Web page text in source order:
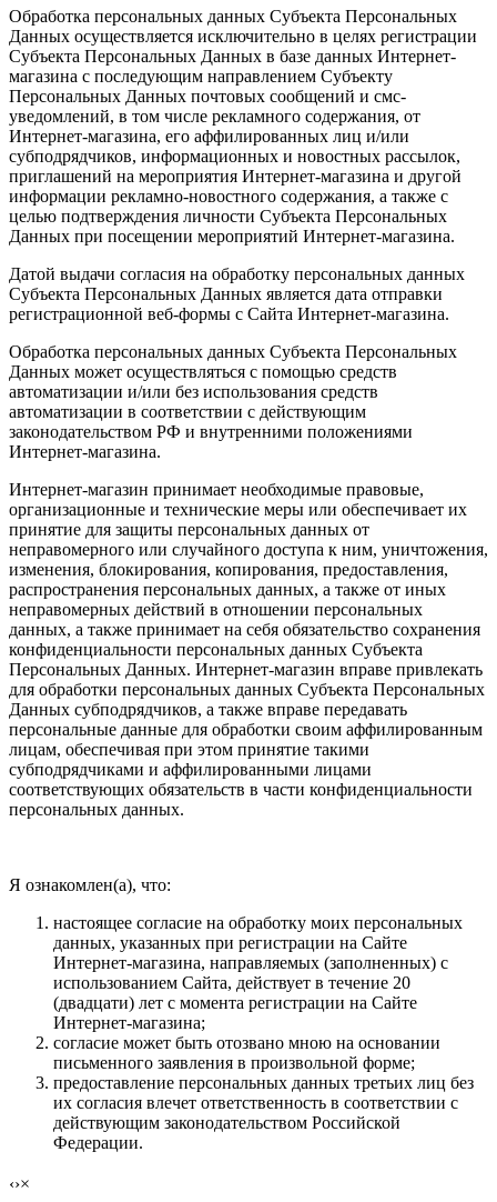
Обработка персональных данных Субъекта Персональных
Данных осуществляется исключительно в целях регистрации
Субъекта Персональных Данных в базе данных Интернет-
магазина с последующим направлением Субъекту
Персональных Данных почтовых сообщений и смс-
уведомлений, в том числе рекламного содержания, от
Интернет-магазина, его аффилированных лиц и/или
субподрядчиков, информационных и новостных рассылок,
приглашений на мероприятия Интернет-магазина и другой
информации рекламно-новостного содержания, а также с
целью подтверждения личности Субъекта Персональных
Данных при посещении мероприятий Интернет-магазина.
Датой выдачи согласия на обработку персональных данных
Субъекта Персональных Данных является дата отправки
регистрационной веб-формы с Сайта Интернет-магазина.
Обработка персональных данных Субъекта Персональных
Данных может осуществляться с помощью средств
автоматизации и/или без использования средств
автоматизации в соответствии с действующим
законодательством РФ и внутренними положениями
Интернет-магазина.
Интернет-магазин принимает необходимые правовые,
организационные и технические меры или обеспечивает их
принятие для защиты персональных данных от
неправомерного или случайного доступа к ним, уничтожения,
изменения, блокирования, копирования, предоставления,
распространения персональных данных, а также от иных
неправомерных действий в отношении персональных
данных, а также принимает на себя обязательство сохранения
конфиденциальности персональных данных Субъекта
Персональных Данных. Интернет-магазин вправе привлекать
для обработки персональных данных Субъекта Персональных
Данных субподрядчиков, а также вправе передавать
персональные данные для обработки своим аффилированным
лицам, обеспечивая при этом принятие такими
субподрядчиками и аффилированными лицами
соответствующих обязательств в части конфиденциальности
персональных данных.
Я ознакомлен(а), что:
настоящее согласие на обработку моих персональных
данных, указанных при регистрации на Сайте
Интернет-магазина, направляемых (заполненных) с
использованием Cайта, действует в течение 20
(двадцати) лет с момента регистрации на Cайте
Интернет-магазина;
согласие может быть отозвано мною на основании
письменного заявления в произвольной форме;
предоставление персональных данных третьих лиц без
их согласия влечет ответственность в соответствии с
действующим законодательством Российской
Федерации.
‹›×